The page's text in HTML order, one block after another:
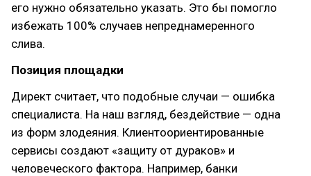
его нужно обязательно указать. Это бы помогло
избежать 100% случаев непреднамеренного
слива.
Позиция площадки
Директ считает, что подобные случаи — ошибка
специалиста. На наш взгляд, бездействие — одна
из форм злодеяния. Клиентоориентированные
сервисы создают «защиту от дураков» и
человеческого фактора. Например, банки